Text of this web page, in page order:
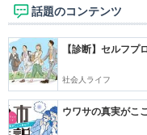
話題のコンテンツ
【診断】セルフ
社会人ライフ
ウワサの真実がこ